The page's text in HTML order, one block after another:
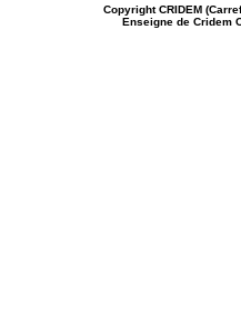
CopyrightCRIDEM
Enseigne de Cridem